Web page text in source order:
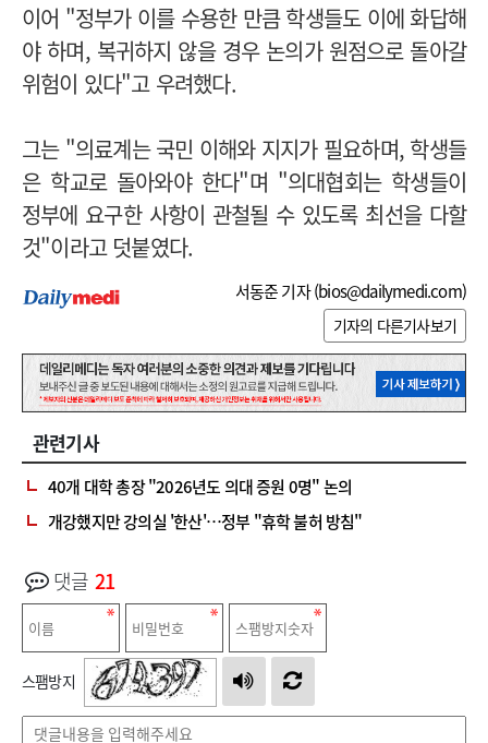
이어 "정부가 이를 수용한 만큼 학생들도 이에 화답해
야 하며, 복귀하지 않을 경우 논의가 원점으로 돌아갈
위험이 있다"고 우려했다.
그는 "의료계는 국민 이해와 지지가 필요하며, 학생들
은 학교로 돌아와야 한다"며 "의대협회는 학생들이
정부에 요구한 사항이 관철될 수 있도록 최선을 다할
것"이라고 덧붙였다.
서동준 기자 (bios@dailymedi.com)
기자의 다른기사보기
관련기사
40개 대학 총장 "2026년도 의대 증원 0명" 논의
개강했지만 강의실 '한산'…정부 "휴학 불허 방침"
댓글 21
스팸방지